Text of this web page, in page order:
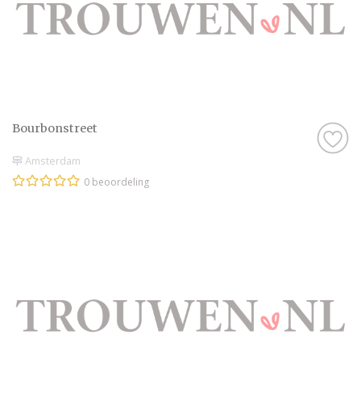
Bourbonstreet
Amsterdam
0 beoordeling